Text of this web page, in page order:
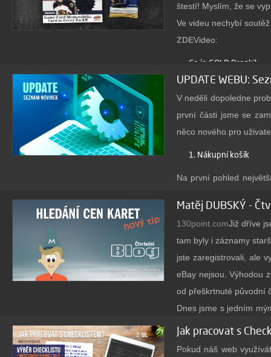
štestí! Myslím, že se
Ve videu nechybí
Video:
ZDE
Co je GOLD Break?
Je group break pro
Týmy losujeme mezi
informací
ZDE
UPDATE WEBU:
V neděli dopoledne
první části jsme se
něco nového pro
1. Nákupní košík
Na první pohled
nákupu a vytvoření
fungovalo doposud.
Bylo obnoveno velké
zmizel náhled pro
skenovat co nejméně,
karty přidáte, zůstane
Matěj DUBSKÝ -
Již dříve
130point.com
tam byly i záznamy
jste zaregistrovali, ale
eBay nejsou. Výhodou
od přeškrtnuté původní
Dnes jsme s jedním
jsem se hned
mavin.io
Jak pracovat s
Pokud náš web